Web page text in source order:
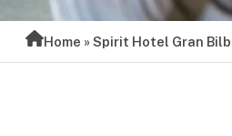
Home »Spirit Hotel Gran